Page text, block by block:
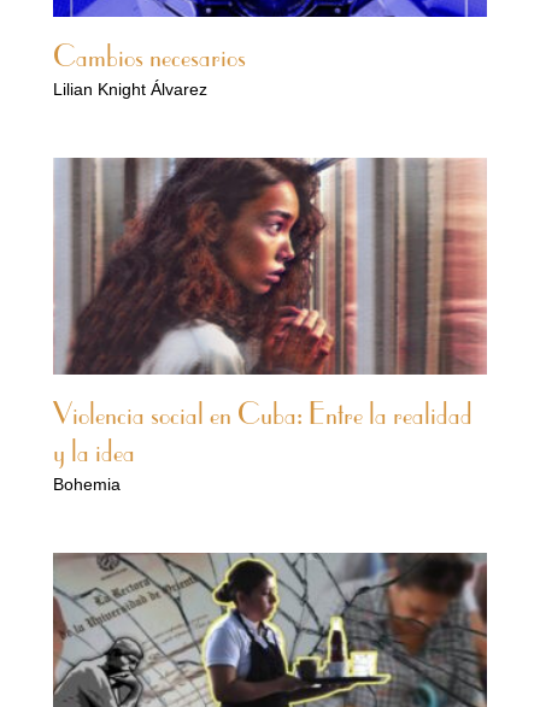
Cambios necesarios
Lilian Knight Álvarez
Violencia social en Cuba: Entre la realidad
y la idea
Bohemia